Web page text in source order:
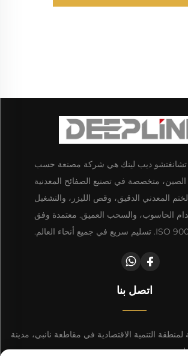
ديب لينك هي شركة مصنعة حسب
متخصصة في تصنيع الصفائح المعدنية
المعدني الدقيق، وقص الليزر، والتشغيل
الحاسوب، والسحب العميق. معتمدة وفق
اتصل بنا
لمنطقة التنمية الاقتصادية في مقاطعة نانبي، مدينة
خبى